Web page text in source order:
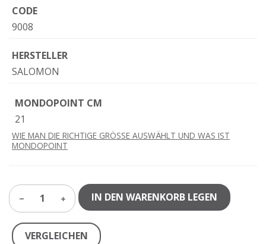
CODE
9008
HERSTELLER
SALOMON
MONDOPOINT CM
21
WIE MAN DIE RICHTIGE GRÖSSE AUSWÄHLT UND WAS IST
MONDOPOINT
1 IN DEN WARENKORB LEGEN
VERGLEICHEN